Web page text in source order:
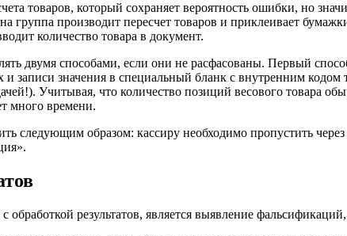
товаров, который сохраняет вероятность ошибки, но
группа производит пересчет товаров и приклеивает
количество товара в документ.
двумя способами, если они не расфасованы. Первый
и записи значения в специальный бланк с внутренним кодом
Учитывая, что количество позиций весового товара
много времени.
следующим образом: кассиру необходимо пропустить
результатов, является выявление